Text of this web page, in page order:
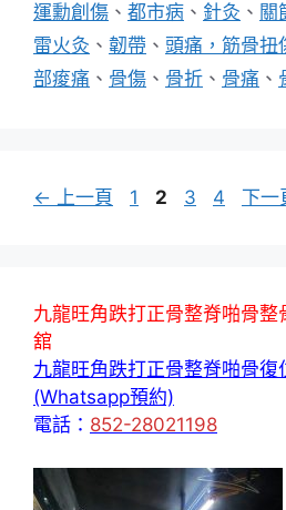
運勳創傷 、 都市病 、 針灸 、 關
雷火灸 、 韌帶 、 頭痛，筋骨扭
部痠痛 、 骨傷 、 骨折 、 骨痛 、
← 上一頁
頁
1
頁
2
頁
3
頁
4 下一
九龍旺角跌打正骨整脊啪骨
舘
九龍旺角跌打正骨整脊啪骨復
(Whatsapp預約)
電話： 852-28021198